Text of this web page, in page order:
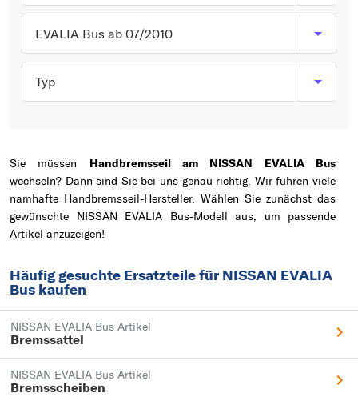
EVALIA Bus ab 07/2010
Typ
Sie müssen Handbremsseil am NISSAN EVALIA Bus
wechseln? Dann sind Sie bei uns genau richtig. Wir führen viele
namhafte Handbremsseil-Hersteller. Wählen Sie zunächst das
gewünschte NISSAN EVALIA Bus-Modell aus, um passende
Artikel anzuzeigen!
Häufig gesuchte Ersatzteile für NISSAN EVALIA
Bus kaufen
NISSAN EVALIA Bus Artikel
Bremssattel
NISSAN EVALIA Bus Artikel
Bremsscheiben